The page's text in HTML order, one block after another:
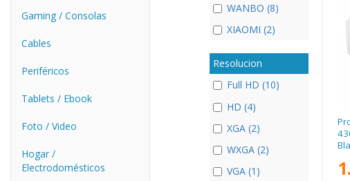
Gaming / Consolas
Cables
Periféricos
Tablets / Ebook
Foto / Video
Hogar /
Electrodomésticos
WANBO (8)
XIAOMI (2)
Resolucion
Full HD (10)
HD (4)
XGA (2)
WXGA (2)
VGA (1)